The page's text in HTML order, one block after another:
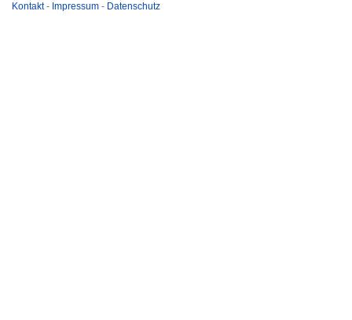
Kontakt- Impressum - Datenschutz